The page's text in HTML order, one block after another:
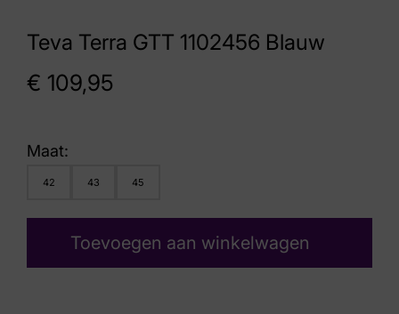
Teva Terra GTT 1102456 Blauw
€ 109,95
Maat:
42 43 45
Toevoegen aan winkelwagen